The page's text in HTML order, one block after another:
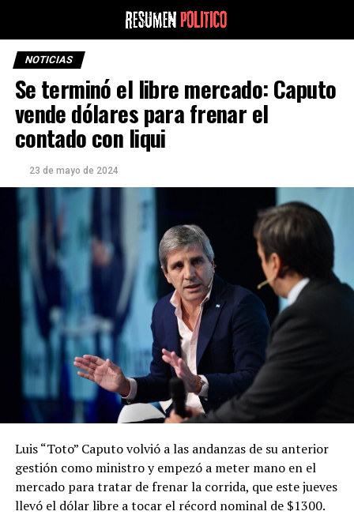
NOTICIAS
Se terminó el libre mercado: Caputo
vende dólares para frenar el
contado con liqui
23 de mayo de 2024
Luis “Toto” Caputo volvió a las andanzas de su anterior
gestión como ministro y empezó a meter mano en el
mercado para tratar de frenar la corrida, que este jueves
llevó el dólar libre a tocar el récord nominal de $1300.